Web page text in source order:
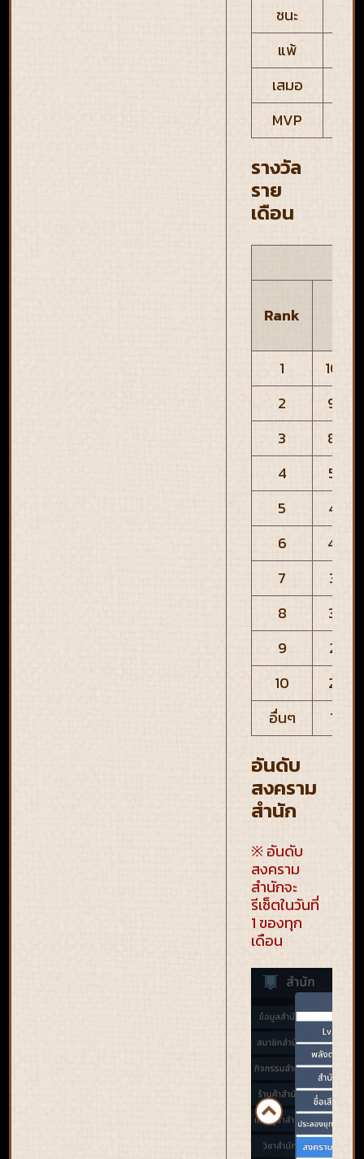
ชนะ
แพ้
เสมอ
MVP
รางวัล
ราย
เดือน
Rank
1
2
3
4
5
6
7
8
9
10
อื่นๆ
อันดับ
สงคราม
สำนัก
※ อันดับ
สงคราม
สำนักจะ
รีเซ็ตในวันที่
1 ของทุก
เดือน